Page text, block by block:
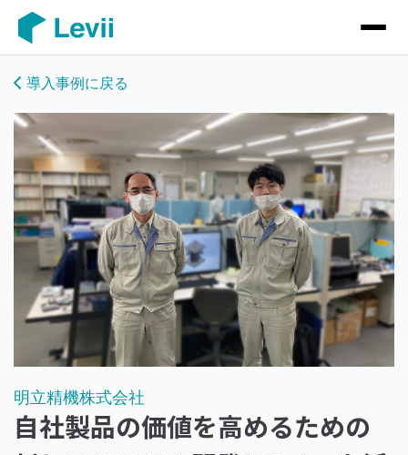
導入事例に戻る
明立精機株式会社
自社製品の価値を高めるための